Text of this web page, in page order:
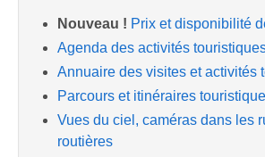
Nouveau ! Prix et disponibilité
Agenda des activités
Annuaire des visites et activités
Parcours et itinéraires
Vues du ciel, caméras dans les
routières